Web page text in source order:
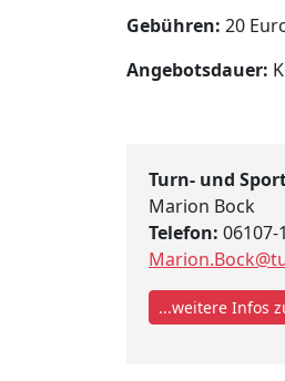
Gebühren: 20
Angebotsdauer:
Turn- und
Marion Bock
Telefon: 06107-
...weitere Infos